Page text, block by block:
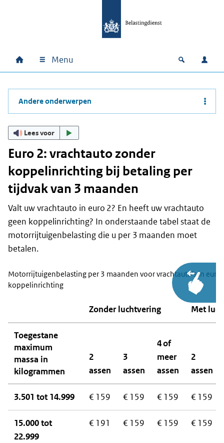
Hoofdnavigatie
Home Menu Open
Andere onderwerpen
Lees voor
Euro 2: vrachtauto zonder
koppelinrichting bij betaling per
tijdvak van 3 maanden
Valt uw vrachtauto in euro 2? En heeft uw vrachtauto
geen koppelinrichting? In onderstaande tabel staat de
motorrijtuigenbelasting die u per 3 maanden moet
betalen.
Motorrijtuigenbelasting per 3 maanden voor vrachtauto's in euro
koppelinrichting
Zonder luchtvering Met
Toegestane
maximum
massa in
kilogrammen
2
assen
3
assen
4 of
meer
assen
2
assen
3.501 tot 14.999 € 159 € 159 € 159 € 159
15.000 tot
22.999
€ 191 € 159 € 159 € 159